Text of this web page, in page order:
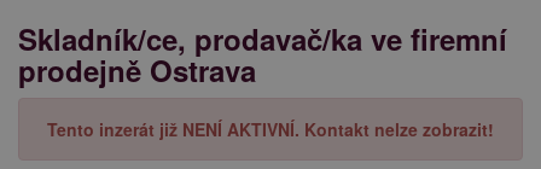
Skladník/ce, prodavač/ka ve firemní
prodejně Ostrava
Tento inzerát již NENÍ AKTIVNÍ. Kontakt nelze zobrazit!